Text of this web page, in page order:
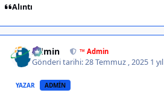
Alıntı
Admin ™ Admin
Gönderi tarihi:28 Temmuz , 2025 1 yıl
YAZAR ADMIN